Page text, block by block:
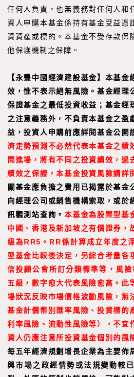
任何人負責，也無義務對任何人和
資人申購本基金係持有基金受益憑
資資產或標的。本基金不受存款保
他保護機制之保障。
【永豐中國經濟建設基金】本基金
效，惟不表示絕無風險。基金經理
保證基金之最低投資收益；基金經
之注意義務外，不負責本基金之盈
益，投資人申購前應詳閱基金公開
濟走勢預測不必然代表本基金之績
間進場，將有不同之投資績效，過
績效之保證，本基金投資風險請詳
關基金應負擔之費用已揭露於基金
向經理公司或銷售機構索取，或於
訊觀測站查詢。本基金為股票型基
中國、香港及新加坡之有價證券，
級為RR5。RR係計算成立年度之
型基金比較後決定，另綜合考量各
信投顧公會所訂分類標準等，風
五級，數字愈大代表風險愈高。此
場狀況反映市場價格波動風險，無
基金計價幣別匯率風險、投資標的
利率風險、流動性風險等），不宜
資人仍應注意所投資基金個別的風
每五年經濟規劃增長企業為主要佈
興市場之政經情勢或法規變動較